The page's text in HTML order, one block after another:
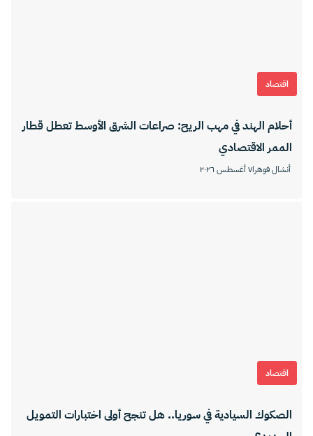
اقتصاد
أحلام الهند في مهب الريح: صراعات الشرق الأوسط تعطل قطار
الممر الاقتصادي
أنشال فوهرا٧ أغسطس ٢٠٢٦
اقتصاد
الصكوك السيادية في سوريا.. هل تنجح أولى اختبارات التمويل